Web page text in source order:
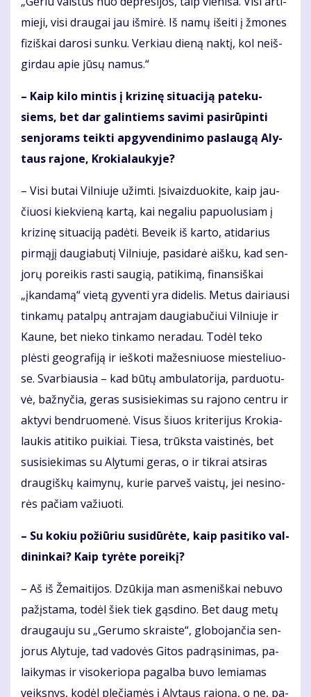
mie­ji, vi­si drau­gai jau iš­mi­rė. Iš na­mų iš­ei­ti į žmo­nes
fi­ziš­kai da­ro­si sun­ku. Ver­kiau die­ną nak­tį, kol ne­iš­
gir­dau apie jū­sų na­mus.“
– Kaip ki­lo min­tis į kri­zi­nę si­tu­a­ci­ją pa­te­ku­
siems, bet dar ga­lin­tiems sa­vi­mi pa­si­rū­pin­ti
sen­jo­rams teik­ti ap­gy­ven­di­ni­mo pa­slau­gą Aly­
taus ra­jo­ne, Kro­kia­lau­ky­je?
– Vi­si bu­tai Vil­niu­je už­im­ti. Įsi­vaiz­duo­ki­te, kaip jau­
čiuo­si kiek­vie­ną kar­tą, kai ne­ga­liu pa­puo­lu­siam į
kri­zi­nę si­tu­a­ci­ją pa­dė­ti. Be­veik iš kar­to, ati­da­rius
pir­mą­jį dau­gia­bu­tį Vil­niu­je, pa­si­da­rė aiš­ku, kad sen­
jo­rų po­rei­kis ras­ti sau­gią, pa­ti­ki­mą, fi­nan­siš­kai
„įkan­da­mą“ vie­tą gy­ven­ti yra di­de­lis. Me­tus dai­riau­si
tin­ka­mų pa­tal­pų ant­ra­jam dau­gia­bu­čiui Vil­niu­je ir
Kau­ne, bet nie­ko tin­ka­mo ne­ra­dau. To­dėl te­ko
plės­ti ge­og­ra­fi­ją ir ieš­ko­ti ma­žes­niuo­se mies­te­liuo­
se. Svar­biau­sia – kad bū­tų am­bu­la­to­ri­ja, par­duo­tu­
vė, baž­ny­čia, ge­ras su­si­sie­ki­mas su ra­jo­no cen­tru ir
ak­ty­vi ben­druo­me­nė. Vi­sus šiuos kri­te­ri­jus Kro­kia­
lau­kis ati­ti­ko pui­kiai. Tie­sa, trūks­ta vais­ti­nės, bet
su­si­sie­ki­mas su Aly­tu­mi ge­ras, o ir tik­rai at­si­ras
drau­giš­kų kai­my­nų, ku­rie par­veš vais­tų, jei ne­si­no­
rės pa­čiam va­žiuo­ti.
– Su ko­kiu po­žiū­riu su­si­dū­rė­te, kaip pa­si­ti­ko val­
di­nin­kai? Kaip ty­rė­te po­rei­kį?
– Aš iš Že­mai­ti­jos. Dzū­ki­ja man as­me­niš­kai ne­bu­vo
pa­žįs­ta­ma, to­dėl šiek tiek gąs­di­no. Bet daug me­tų
drau­gau­ju su „Ge­ru­mo skrais­te“, glo­bo­jan­čia sen­
jo­rus Aly­tu­je, tad va­do­vės Gi­tos pa­drą­si­ni­mas, pa­
lai­ky­mas ir vi­so­ke­rio­pa pa­gal­ba bu­vo le­mia­mas
veiks­nys, ko­dėl ple­čia­mės į Aly­taus ra­jo­ną, o ne, pa­